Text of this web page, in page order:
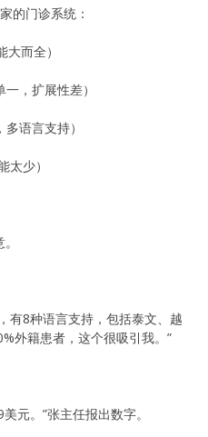
的门诊系统：
而全）
，扩展性差）
语言支持）
太少）
有8种语言支持，包括泰文、越
外籍患者，这个很吸引我。”
元。”张主任报出数字。